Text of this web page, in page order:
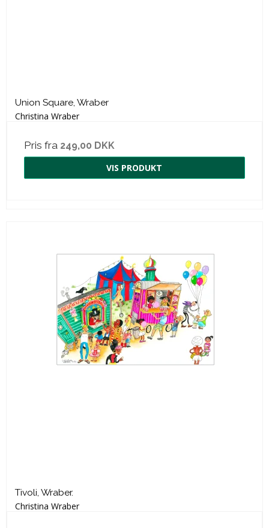
Union Square, Wraber
Christina Wraber
Pris fra 249,00 DKK
VIS PRODUKT
Tivoli, Wraber.
Christina Wraber